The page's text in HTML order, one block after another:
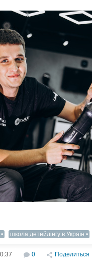
школа детейлінгу в Україн
0 Поделиться